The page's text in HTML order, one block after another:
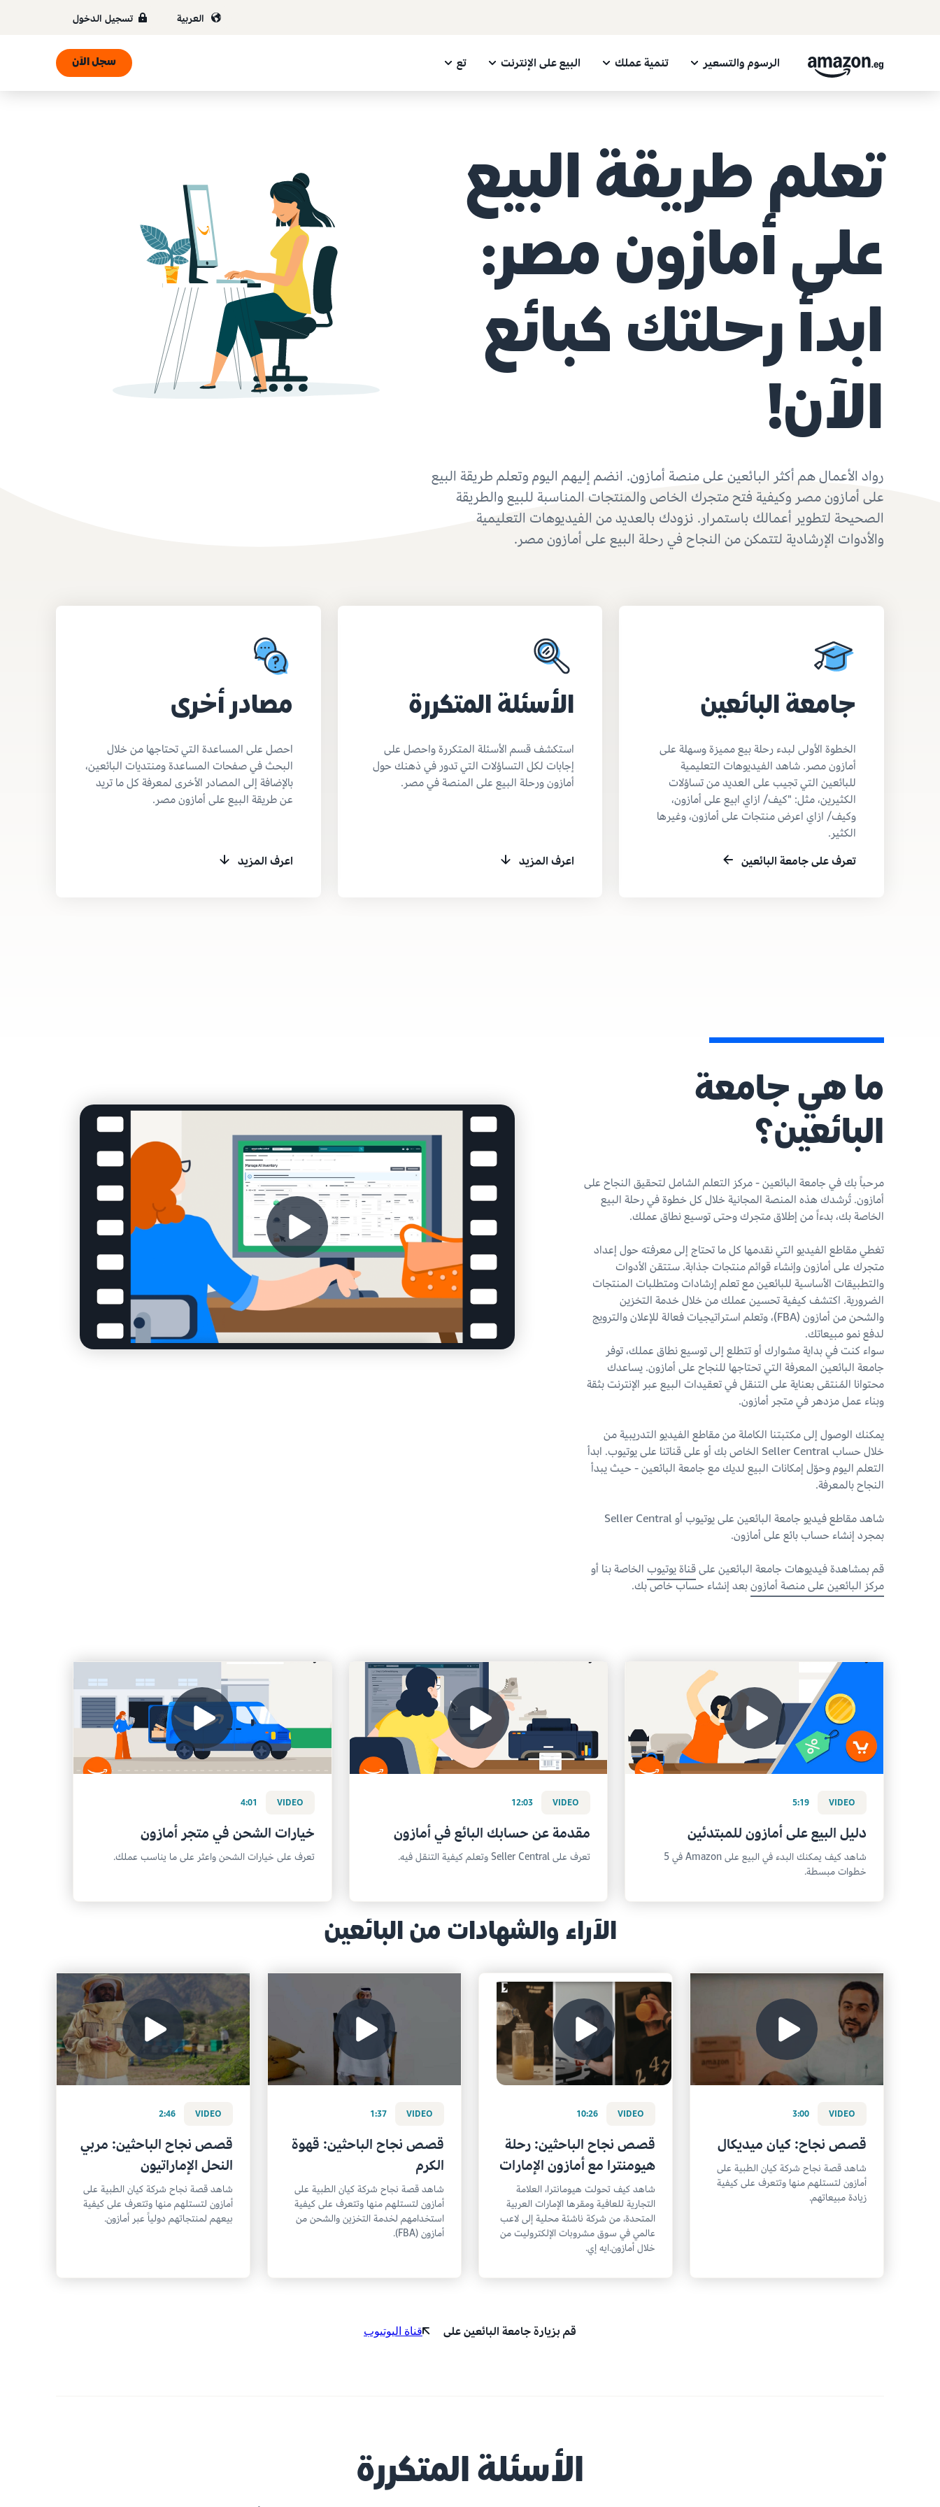
العربية تسجيل الدخول
الرسوم والتسعير تنمية عملك البيع على الإنترنت تع سجل الآن
تعلم طريقة البيع
على أمازون مصر:
ابدأ رحلتك كبائع
الآن!
رواد الأعمال هم أكثر البائعين على منصة أمازون. انضم إليهم اليوم وتعلم طريقة البيع
على أمازون مصر وكيفية فتح متجرك الخاص والمنتجات المناسبة للبيع والطريقة
الصحيحة لتطوير أعمالك باستمرار. نزودك بالعديد من الفيديوهات التعليمية
والأدوات الإرشادية لتتمكن من النجاح في رحلة البيع على أمازون مصر.
جامعة البائعين
الخطوة الأولى لبدء رحلة بيع مميزة وسهلة على
أمازون مصر. شاهد الفيديوهات التعليمية
للبائعين التي تجيب على العديد من تساؤلات
الكثيرين، مثل: "كيف/ ازاي ابيع على أمازون،
وكيف/ ازاي اعرض منتجات على أمازون، وغيرها
الكثير.
تعرف على جامعة البائعين
الأسئلة المتكررة
استكشف قسم الأسئلة المتكررة واحصل على
إجابات لكل التساؤلات التي تدور في ذهنك حول
أمازون ورحلة البيع على المنصة في مصر.
اعرف المزيد
مصادر أخرى
احصل على المساعدة التي تحتاجها من خلال
البحث في صفحات المساعدة ومنتديات البائعين،
بالإضافة إلى المصادر الأخرى لمعرفة كل ما تريد
عن طريقة البيع على أمازون مصر.
اعرف المزيد
ما هي جامعة
البائعين؟
مرحباً بك في جامعة البائعين - مركز التعلم الشامل لتحقيق النجاح على
أمازون. تُرشدك هذه المنصة المجانية خلال كل خطوة في رحلة البيع
الخاصة بك، بدءاً من إطلاق متجرك وحتى توسيع نطاق عملك.
تغطي مقاطع الفيديو التي نقدمها كل ما تحتاج إلى معرفته حول إعداد
متجرك على أمازون وإنشاء قوائم منتجات جذابة. ستتقن الأدوات
والتطبيقات الأساسية للبائعين مع تعلم إرشادات ومتطلبات المنتجات
الضرورية. اكتشف كيفية تحسين عملك من خلال خدمة التخزين
والشحن من أمازون (FBA)، وتعلم استراتيجيات فعالة للإعلان والترويج
لدفع نمو مبيعاتك.
سواء كنت في بداية مشوارك أو تتطلع إلى توسيع نطاق عملك، توفر
جامعة البائعين المعرفة التي تحتاجها للنجاح على أمازون. يساعدك
محتوانا المُنتقى بعناية على التنقل في تعقيدات البيع عبر الإنترنت بثقة
وبناء عمل مزدهر في متجر أمازون.
يمكنك الوصول إلى مكتبتنا الكاملة من مقاطع الفيديو التدريبية من
خلال حساب Seller Central الخاص بك أو على قناتنا على يوتيوب. ابدأ
التعلم اليوم وحوّل إمكانات البيع لديك مع جامعة البائعين - حيث يبدأ
النجاح بالمعرفة.
شاهد مقاطع فيديو جامعة البائعين على يوتيوب أو Seller Central
بمجرد إنشاء حساب بائع على أمازون.
قم بمشاهدة فيديوهات جامعة البائعين علىقناة يوتيوب الخاصة بنا أو
مركز البائعين على منصة أمازونبعد إنشاء حساب خاص بك.
VIDEO
5:19
دليل البيع على أمازون للمبتدئين
شاهد كيف يمكنك البدء في البيع على Amazon في 5
خطوات مبسطة.
VIDEO
12:03
مقدمة عن حسابك البائع في أمازون
تعرف على Seller Central وتعلم كيفية التنقل فيه.
VIDEO
4:01
خيارات الشحن في متجر أمازون
تعرف على خيارات الشحن واعثر على ما يناسب عملك.
الآراء والشهادات من البائعين
VIDEO
3:00
قصص نجاح: كيان ميديكال
شاهد قصة نجاح شركة كيان الطبية على
أمازون لتستلهم منها وتتعرف على كيفية
زيادة مبيعاتهم.
VIDEO
10:26
قصص نجاح الباحثين: رحلة
هيومنترا مع أمازون الإمارات
شاهد كيف تحولت هيومانترا، العلامة
التجارية للعافية ومقرها الإمارات العربية
المتحدة، من شركة ناشئة محلية إلى لاعب
عالمي في سوق مشروبات الإلكتروليت من
خلال أمازون.ايه إي.
VIDEO
1:37
قصص نجاح الباحثين: قهوة
الكرم
شاهد قصة نجاح شركة كيان الطبية على
أمازون لتستلهم منها وتتعرف على كيفية
استخدامهم لخدمة التخزين والشحن من
أمازون (FBA).
VIDEO
2:46
قصص نجاح الباحثين: مربي
النحل الإماراتيون
شاهد قصة نجاح شركة كيان الطبية على
أمازون لتستلهم منها وتتعرف على كيفية
بيعهم لمنتجاتهم دولياً عبر أمازون.
قم بزيارة جامعة البائعين على قناة اليوتيوب
الأسئلة المتكررة